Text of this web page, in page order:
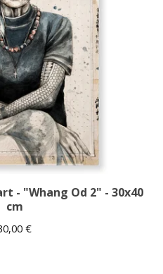
- "Whang Od 2" - 30x40
cm
€